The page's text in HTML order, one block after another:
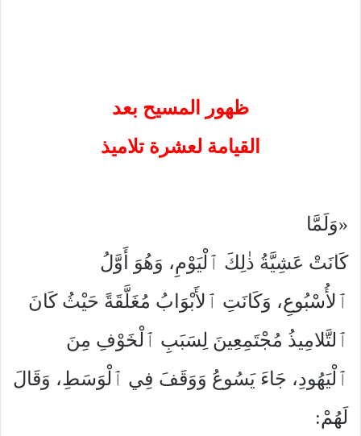
ظهور المسيح بعد
القيامة لعشرة تلاميذ
«وَلَمَّا
كَانَتْ عَشِيَّةُ ذٰلِكَ ٱلْيَوْمِ، وَهُوَ أَوَّلُ
ٱلأُسْبُوعِ، وَكَانَتِ ٱلأَبْوَابُ مُغَلَّقَةً حَيْثُ كَانَ
ٱلتَّلامِيذُ مُجْتَمِعِينَ لِسَبَبِ ٱلْخَوْفِ مِنَ
ٱلْيَهُودِ، جَاءَ يَسُوعُ وَوَقَفَ فِي ٱلْوَسَطِ، وَقَالَ
لَهُمْ: